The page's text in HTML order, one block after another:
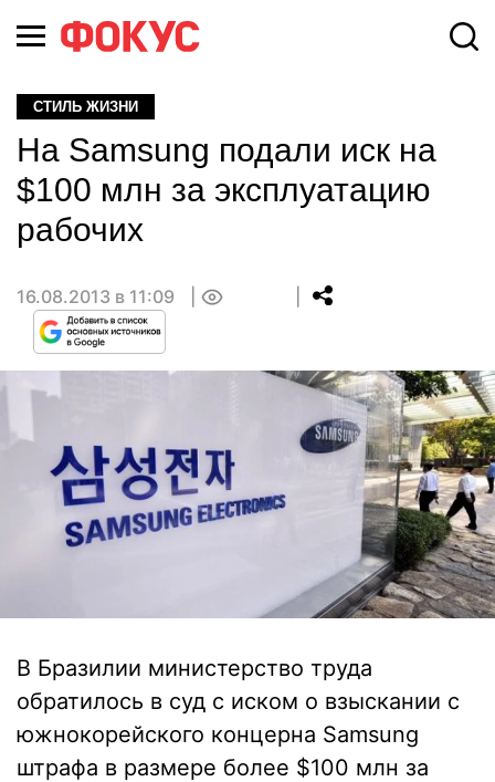
СТИЛЬ ЖИЗНИ
На Samsung подали иск на
$100 млн за эксплуатацию
рабочих
16.08.2013 в 11:09
В Бразилии министерство труда
обратилось в суд с иском о взыскании с
южнокорейского концерна Samsung
штрафа в размере более $100 млн за